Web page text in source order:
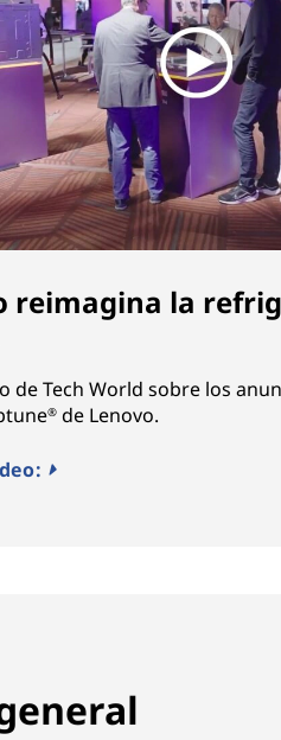
reimagina la
de Tech World sobre los
®de Lenovo.